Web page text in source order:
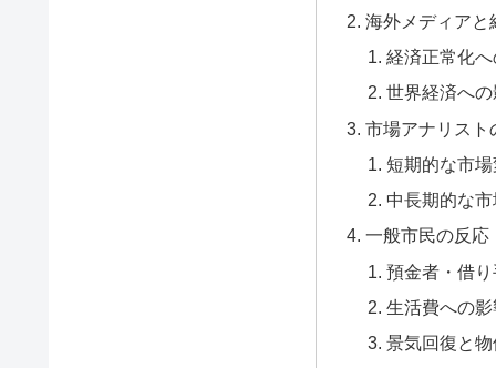
海外メディアと
経済正常化
世界経済へ
市場アナリスト
短期的な市
中長期的な
一般市民の反応
預金者・借
生活費への
景気回復と